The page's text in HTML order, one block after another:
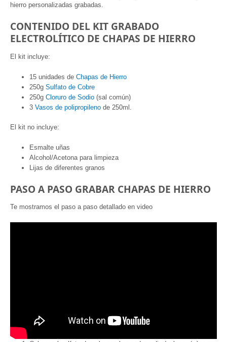
hierro personalizadas grabadas.
CONTENIDO DEL KIT GRABADO
ELECTROLÍTICO DE CHAPAS DE HIERRO
El kit incluye:
15 unidades deChapas de Hierro
250gSulfato de Cobre
250gCloruro de Sodio (sal común)
3Vasos de polipropileno de 250ml.
El kit no incluye:
Esmalte uñas
Alcohol/Acetona para limpieza
Lijas de diferentes granos
PASO A PASO GRABAR CHAPAS DE HIERRO
Te mostramos el paso a paso detallado en video